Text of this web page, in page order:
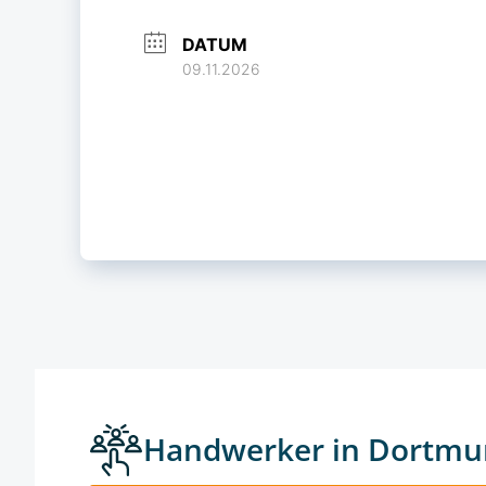
DATUM
09.11.2026
Handwerker in